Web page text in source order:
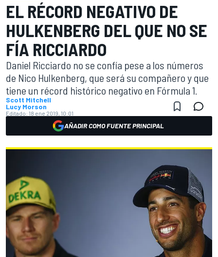
EL RÉCORD NEGATIVO DE
HULKENBERG DEL QUE NO SE
FÍA RICCIARDO
Daniel Ricciardo no se confía pese a los números
de Nico Hulkenberg, que será su compañero y que
tiene un récord histórico negativo en Fórmula 1.
Scott Mitchell
Lucy Morson
Editado: 18 ene 2019, 10:01
AÑADIR COMO FUENTE PRINCIPAL